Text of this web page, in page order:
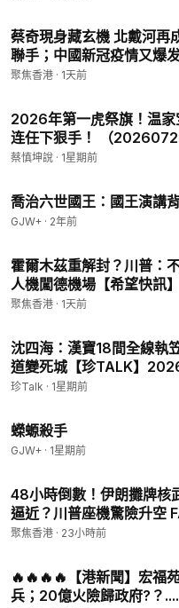
蔡奇現身藏玄機 北戴河再
聯手；中國新冠疫情又爆发 主持人：林茵 紫珊【今日
睇】
聚焦香港 · 1天前
2026年第一虎祭旗！温
连任下狠手！ （
蔡慎坤說 · 1星期前
喬治六世國王：國王演講
GJW+ · 2年前
霍爾木茲重解封？川普：
人機闖德機場【希望快訊】
聚焦香港 · 1天前
沈四海：漢寶18間全線執
道變死城【珍TALK】
寶 #香港結業潮
珍Talk · 1星期前
蠑螈殺手
GJW+ · 1星期前
48小時倒數！伊朗攤牌核
逼近？川普座機驚險升空
黑幕 習砸巨資攻陷 美媒成
聚焦香港 · 23小時前
🔥🔥🔥🔥【港新聞】宏福
兵；20億火險歸政府?？